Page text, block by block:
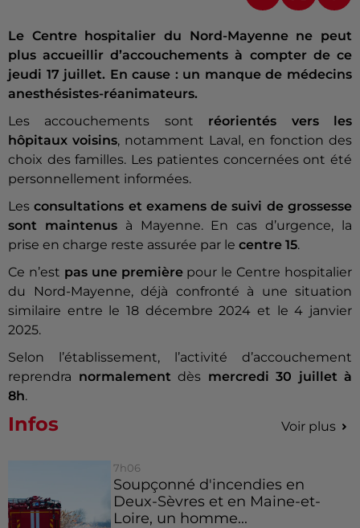
Le Centre hospitalier du Nord-Mayenne ne peut
plus accueillir d’accouchements à compter de ce
jeudi 17 juillet. En cause : un manque de médecins
anesthésistes-réanimateurs.
Les accouchements sont réorientés vers les
hôpitaux voisins, notamment Laval, en fonction des
choix des familles. Les patientes concernées ont été
personnellement informées.
Lesconsultations et examens de suivi de grossesse
sont maintenusà Mayenne. En cas d’urgence, la
prise en charge reste assurée par le centre 15.
Ce n’est pas une premièrepour le Centre hospitalier
du Nord-Mayenne, déjà confronté à une situation
similaire entre le 18 décembre 2024 et le 4 janvier
2025.
Selon l’établissement, l’activité d’accouchement
reprendra normalementdès mercredi 30 juillet à
8h.
Infos Voir plus
7h06
Soupçonné d'incendies en
Deux-Sèvres et en Maine-et-
Loire, un homme...